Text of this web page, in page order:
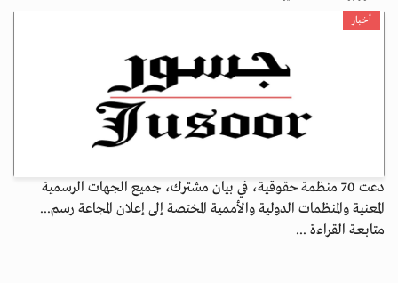
أخبار
دعت 70 منظمة حقوقية، في بيان مشترك، جميع الجهات الرسمية
المعنية والمنظمات الدولية والأممية المختصة إلى إعلان المجاعة رسم...
متابعة القراءة ...